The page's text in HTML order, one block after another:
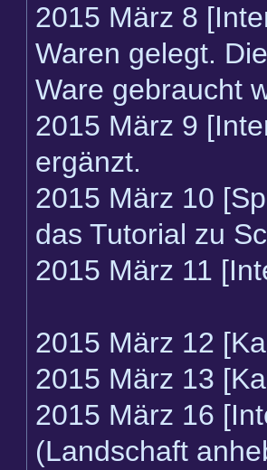
2015 März 8
Waren gelegt.
Ware gebraucht
2015 März 9
ergänzt.
2015 März 10
das Tutorial zu
2015 März 11
2015 März 12
2015 März 13
2015 März 16
(Landschaft